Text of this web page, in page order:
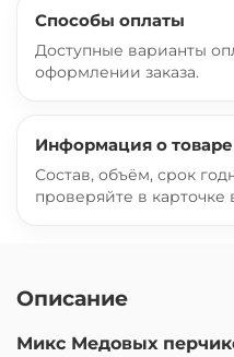
Способы оплаты
Доступные варианты
оформлении заказа.
Информация о товаре
Состав, объём, срок
проверяйте в карточке
Описание
Микс Медовых